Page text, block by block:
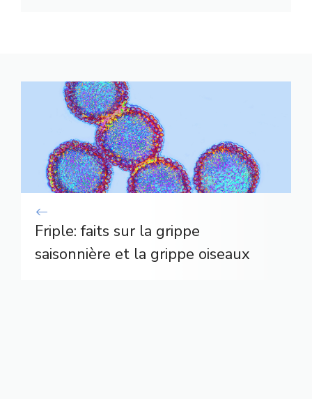
Friple: faits sur la grippe
saisonnière et la grippe oiseaux